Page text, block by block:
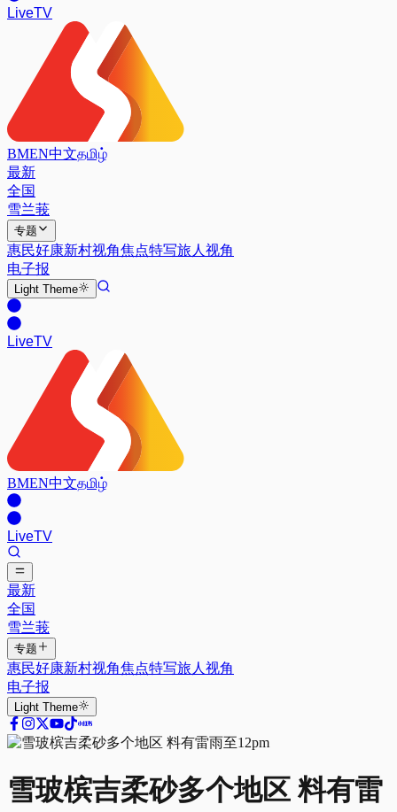
LiveTV
BMEN中文தமிழ்
最新
全国
雪兰莪
专题
惠民好康新村视角焦点特写旅人视角
电子报
Light Theme
LiveTV
BMEN中文தமிழ்
LiveTV
最新
全国
雪兰莪
专题
惠民好康新村视角焦点特写旅人视角
电子报
Light Theme
雪玻槟吉柔砂多个地区 料有雷